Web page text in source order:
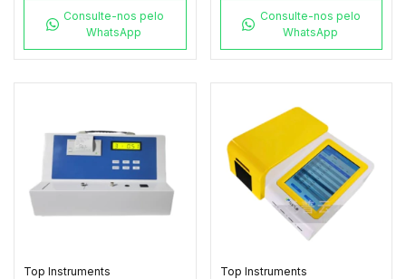
Consulte-nos pelo
WhatsApp
Consulte-nos pelo
WhatsApp
Top Instruments Top Instruments